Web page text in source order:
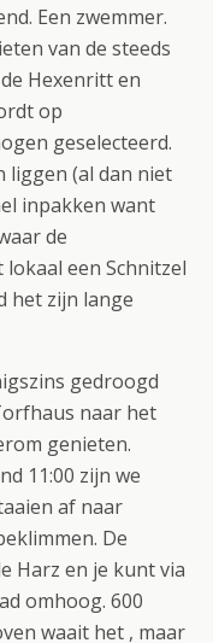
Een zwemmer.
van de steeds
Hexenritt en
op
geselecteerd.
liggen (al dan niet
inpakken want
de
een Schnitzel
het zijn lange
gedroogd
naar het
genieten.
11:00 zijn we
af naar
De
Harz en je kunt via
omhoog. 600
waait het , maar